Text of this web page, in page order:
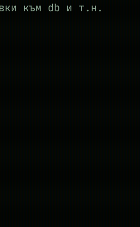
към db и т.н.